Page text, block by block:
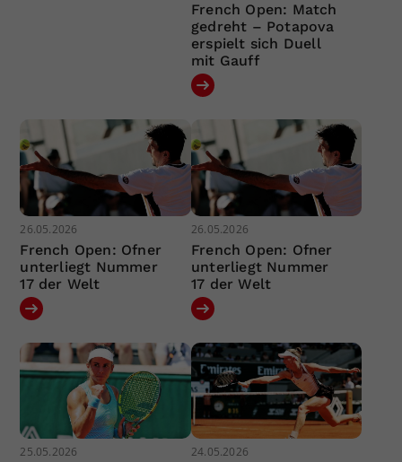
French Open: Match
gedreht – Potapova
erspielt sich Duell
mit Gauff
26.05.2026
French Open: Ofner
unterliegt Nummer
17 der Welt
26.05.2026
French Open: Ofner
unterliegt Nummer
17 der Welt
25.05.2026 24.05.2026